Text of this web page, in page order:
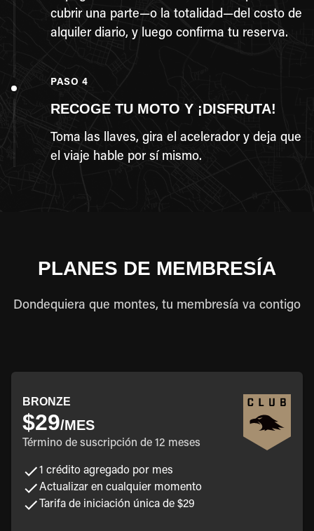
cubrir una parte—o la totalidad—del costo de
alquiler diario, y luego confirma tu reserva.
PASO 4
RECOGE TU MOTO Y ¡DISFRUTA!
Toma las llaves, gira el acelerador y deja que
el viaje hable por sí mismo.
PLANES DE MEMBRESÍA
Dondequiera que montes, tu membresía va contigo
BRONZE
$29/MES
Término de suscripción de 12 meses
1 crédito agregado por mes
Actualizar en cualquier momento
Tarifa de iniciación única de $29